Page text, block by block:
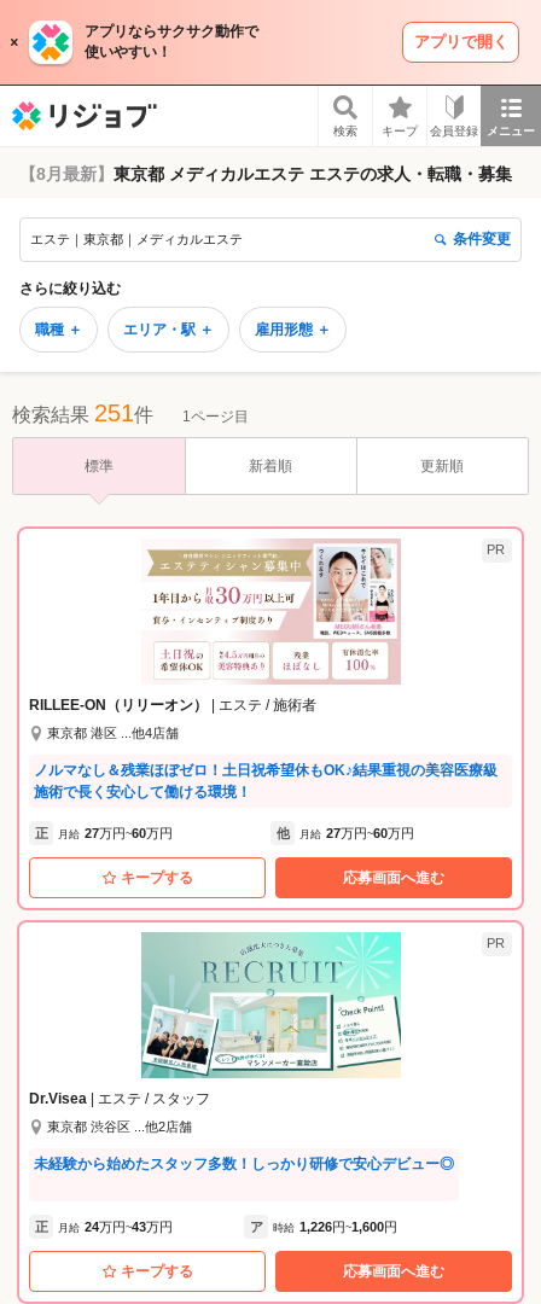
アプリならサクサク動作で
使いやすい！
アプリで開く
検索 キープ 会員登録 メニュー
【8月最新】 東京都 メディカルエステ エステの求人・転職・募集
エステ｜東京都｜メディカルエステ 条件変更
さらに絞り込む
職種 ＋ エリア・駅 ＋ 雇用形態 ＋
検索結果 251件 1ページ目
標準 新着順 更新順
PR
RILLEE-ON（リリーオン） | エステ / 施術者
東京都 港区 ...他4店舗
ノルマなし＆残業ほぼゼロ！土日祝希望休もOK♪結果重視の美容医療級
施術で長く安心して働ける環境！
正 月給 27万円~60万円 他 月給 27万円~60万円
キープする 応募画面へ進む
PR
Dr.Visea | エステ / スタッフ
東京都 渋谷区 ...他2店舗
未経験から始めたスタッフ多数！しっかり研修で安心デビュー◎
正 月給 24万円~43万円 ア 時給 1,226円~1,600円
キープする 応募画面へ進む